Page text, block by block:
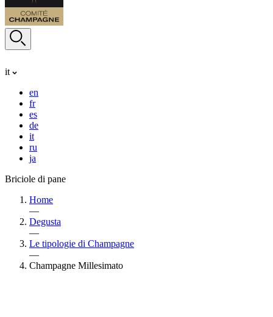
it
en
fr
es
de
it
ru
ja
Briciole di pane
Home
—
Degusta
—
Le tipologie di Champagne
—
Champagne Millesimato